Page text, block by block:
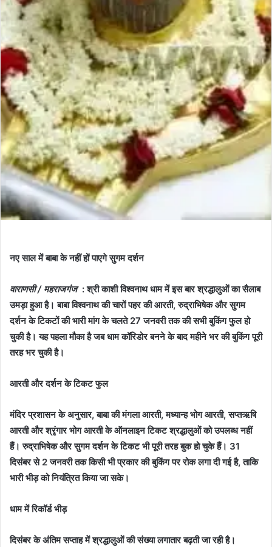
नए साल में बाबा के नहीं हों पाएगे सुगम दर्शन
वाराणसी / महराजगंज : श्री काशी विश्वनाथ धाम में इस बार श्रद्धालुओं का सैलाब
उमड़ा हुआ है। बाबा विश्वनाथ की चारों पहर की आरती, रुद्राभिषेक और सुगम
दर्शन के टिकटों की भारी मांग के चलते 27 जनवरी तक की सभी बुकिंग फुल हो
चुकी है। यह पहला मौका है जब धाम कॉरिडोर बनने के बाद महीने भर की बुकिंग पूरी
तरह भर चुकी है।
आरती और दर्शन के टिकट फुल
मंदिर प्रशासन के अनुसार, बाबा की मंगला आरती, मध्यान्ह भोग आरती, सप्तऋषि
आरती और श्रृंगार भोग आरती के ऑनलाइन टिकट श्रद्धालुओं को उपलब्ध नहीं
हैं। रुद्राभिषेक और सुगम दर्शन के टिकट भी पूरी तरह बुक हो चुके हैं। 31
दिसंबर से 2 जनवरी तक किसी भी प्रकार की बुकिंग पर रोक लगा दी गई है, ताकि
भारी भीड़ को नियंत्रित किया जा सके।
धाम में रिकॉर्ड भीड़
दिसंबर के अंतिम सप्ताह में श्रद्धालुओं की संख्या लगातार बढ़ती जा रही है।